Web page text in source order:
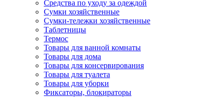
Средства по уходу за одеждой
Сумки хозяйственные
Сумки-тележки хозяйственные
Таблетницы
Термос
Товары для ванной комнаты
Товары для дома
Товары для консервирования
Товары для туалета
Товары для уборки
Фиксаторы, блокираторы